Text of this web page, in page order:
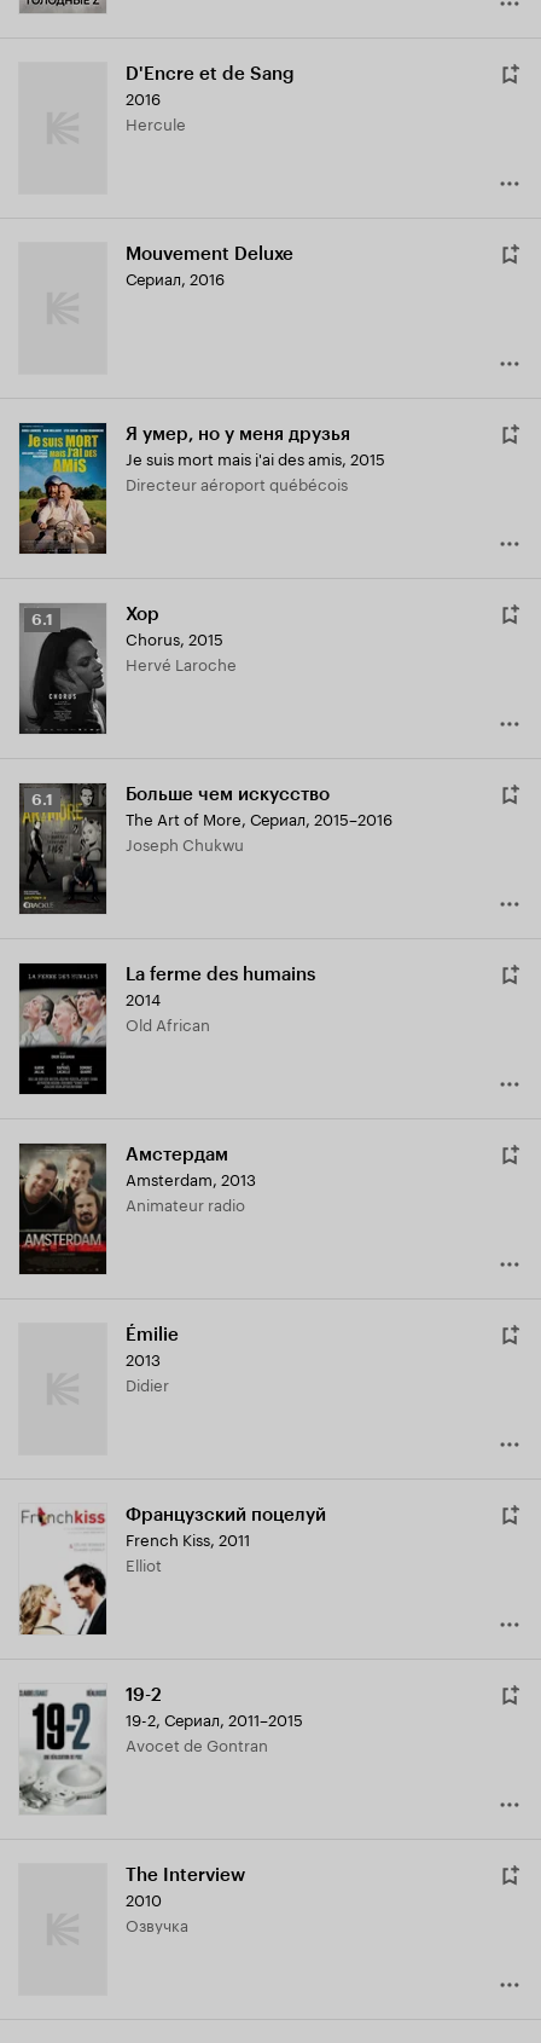
D'Encre et de Sang
2016
Hercule
Mouvement Deluxe
Сериал, 2016
Я умер, но у меня друзья
Je suis mort mais j'ai des amis, 2015
Directeur aéroport québécois
Рейтинг
Кинопоиска
6.1
6.1 Хор
Chorus, 2015
Hervé Laroche
Рейтинг
Кинопоиска
6.1
6.1 Больше чем искусство
The Art of More, Сериал, 2015–2016
Joseph Chukwu
La ferme des humains
2014
Old African
Амстердам
Amsterdam, 2013
Animateur radio
Émilie
2013
Didier
Французский поцелуй
French Kiss, 2011
Elliot
19-2
19-2, Сериал, 2011–2015
Avocet de Gontran
The Interview
2010
озвучка